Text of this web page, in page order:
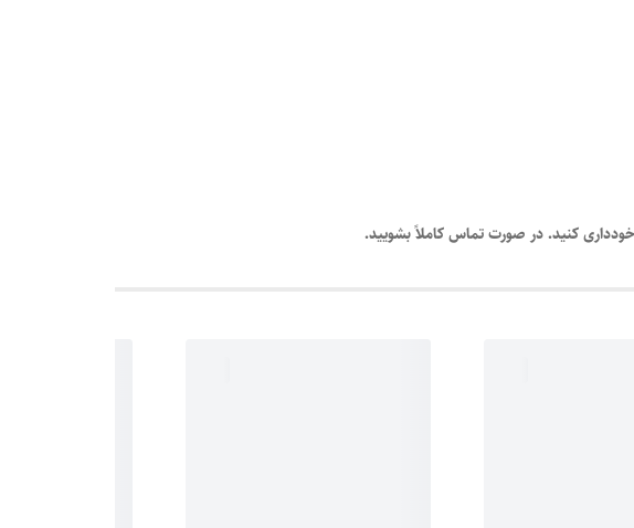
کنید. در صورت تماس کاملاً بشویید.